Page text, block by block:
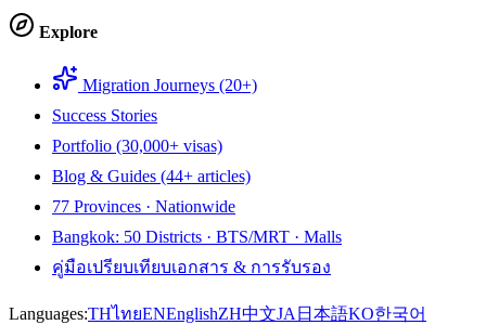
Explore
Migration Journeys (20+)
Success Stories
Portfolio (30,000+ visas)
Blog & Guides (44+ articles)
77 Provinces · Nationwide
Bangkok: 50 Districts · BTS/MRT · Malls
คู่มือเปรียบเทียบเอกสาร & การรับรอง
Languages:THไทยENEnglishZH中文JA 日本語KO한국어